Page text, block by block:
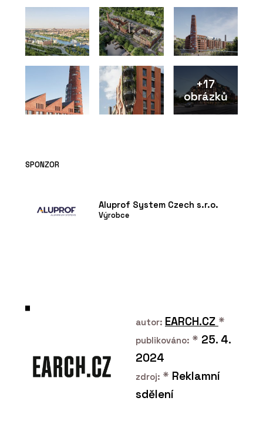
Okenní a dveřní systém s tepelnou
izolací MB-79N - Aluprof
+17
obrázků
SPONZOR
Aluprof System Czech s.r.o.
Výrobce
autor: EARCH.CZ *
publikováno: * 25. 4.
2024
zdroj: * Reklamní
sdělení